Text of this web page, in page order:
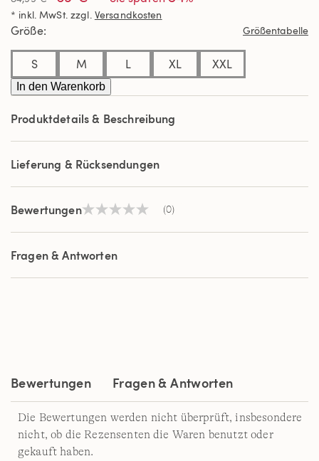
Link
auf
derselben
* inkl. MwSt. zzgl. Versandkosten
Größe Größentabelle
S M L XL XXL
In den Warenkorb
Produktdetails & Beschreibung
Lieferung & Rücksendungen
BewertungenKein
Link
derselben
(0)
Fragen & Antworten
Bewertungen Fragen & Antworten
Die Bewertungen werden nicht überprüft, insbesondere
nicht, ob die Rezensenten die Waren benutzt oder
gekauft haben.